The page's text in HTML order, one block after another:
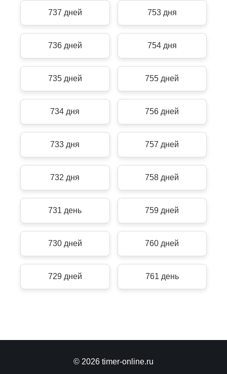
737 дней 753 дня
736 дней 754 дня
735 дней 755 дней
734 дня 756 дней
733 дня 757 дней
732 дня 758 дней
731 день 759 дней
730 дней 760 дней
729 дней 761 день
© 2026 timer-online.ru